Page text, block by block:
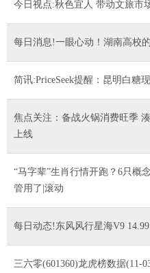
今日视点:秋色宜人 带动文旅市
每日消息!一眼心动！湖南高校
简讯:PriceSeek提醒：昆明白糖
焦点关注：备战火锅消费旺季
上线
“马字辈”生肖行情开跑？6只概
管用了|滚动
三六零(601360)龙虎榜数据(11-